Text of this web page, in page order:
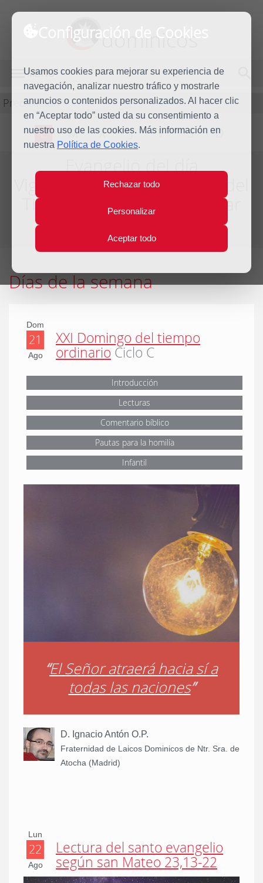
Configuración de Cookies
Usamos cookies para mejorar su experiencia de
navegación, analizar nuestro tráfico y mostrarle
anuncios o contenidos personalizados. Al hacer clic
en “Aceptar todo” usted da su consentimiento a
nuestro uso de las cookies. Más información en
nuestra Política de Cookies.
Rechazar todo
Personalizar
Aceptar todo
dominicos
MENÚ
Predicación
L M X J V S D
Evangelio del día
Vigésimo primera Semana del
Tiempo Ordinario - Año Par
Días de la semana
Dom
21
Ago
XXI Domingo del tiempo
ordinario Ciclo C
Introducción
Lecturas
Comentario bíblico
Pautas para la homilía
Infantil
“El Señor atraerá hacia sí a
todas las naciones”
D. Ignacio Antón O.P.
Fraternidad de Laicos Dominicos de Ntr. Sra. de
Atocha (Madrid)
Lun
22
Ago
Lectura del santo evangelio
según san Mateo 23,13-22